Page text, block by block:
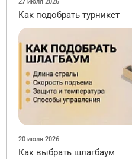
27 июля 2026
Как подобрать турникет
20 июля 2026
Как выбрать шлагбаум